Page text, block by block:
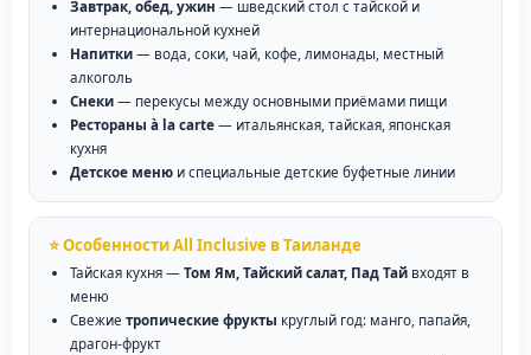
Завтрак, обед, ужин — шведский стол с тайской и
интернациональной кухней
Напитки — вода, соки, чай, кофе, лимонады, местный
алкоголь
Снеки — перекусы между основными приёмами пищи
Рестораны à la carte — итальянская, тайская, японская
кухня
Детское меню и специальные детские буфетные линии
⭐ Особенности All Inclusive в Таиланде
Тайская кухня — Том Ям, Тайский салат, Пад Тай входят в
меню
Свежие тропические фрукты круглый год: манго, папайя,
драгон-фрукт